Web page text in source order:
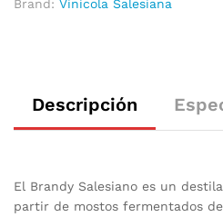
Brand: Vinícola Salesiana
Descripción
El Brandy Salesiano es un
partir de mostos fermentados